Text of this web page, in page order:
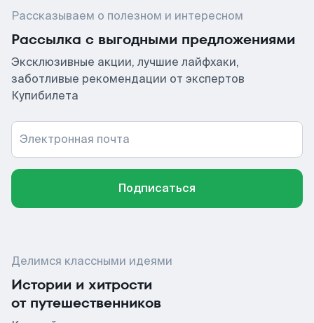
Рассказываем о полезном и интересном
Рассылка с выгодными предложениями
Эксклюзивные акции, лучшие лайфхаки,
заботливые рекомендации от экспертов
Купибилета
Электронная почта
Подписаться
Делимся классными идеями
Истории и хитрости
от путешественников